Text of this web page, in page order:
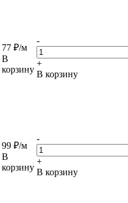
77 ₽/м
В
корзину
-
+
В корзину
99 ₽/м
В
корзину
-
+
В корзину